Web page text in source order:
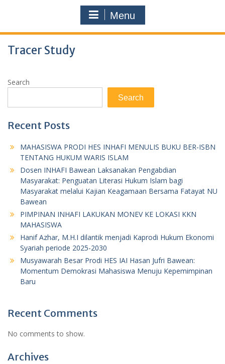
Menu
Tracer Study
Search
Search
Recent Posts
MAHASISWA PRODI HES INHAFI MENULIS BUKU BER-ISBN
TENTANG HUKUM WARIS ISLAM
Dosen INHAFI Bawean Laksanakan Pengabdian
Masyarakat: Penguatan Literasi Hukum Islam bagi
Masyarakat melalui Kajian Keagamaan Bersama Fatayat NU
Bawean
PIMPINAN INHAFI LAKUKAN MONEV KE LOKASI KKN
MAHASISWA
Hanif Azhar, M.H.I dilantik menjadi Kaprodi Hukum Ekonomi
Syariah periode 2025-2030
Musyawarah Besar Prodi HES IAI Hasan Jufri Bawean:
Momentum Demokrasi Mahasiswa Menuju Kepemimpinan
Baru
Recent Comments
No comments to show.
Archives